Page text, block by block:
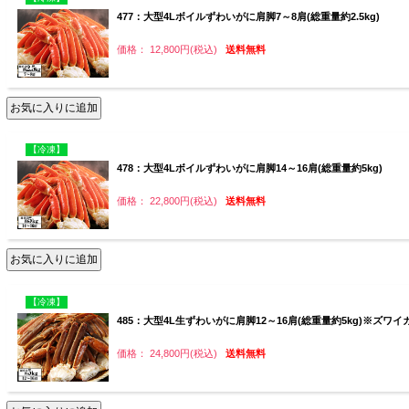
477：大型4Lボイルずわいがに肩脚7～8肩(総重量約2.5kg)
価格： 12,800円(税込) 送料無料
【冷凍】
478：大型4Lボイルずわいがに肩脚14～16肩(総重量約5kg)
価格： 22,800円(税込) 送料無料
【冷凍】
485：大型4L生ずわいがに肩脚12～16肩(総重量約5kg)※ズワイ
価格： 24,800円(税込) 送料無料